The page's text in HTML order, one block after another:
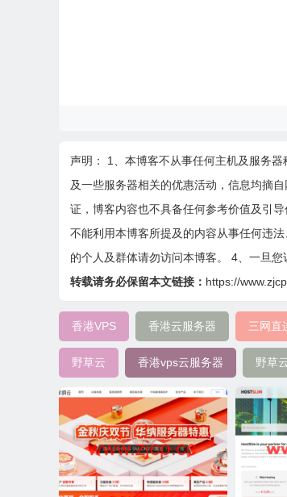
声明： 1、本博客不从事任何主机及服务
及一些服务器相关的优惠活动，信息均摘
证，博客内容也不具备任何参考价值及引
不能利用本博客所提及的内容从事任何违
的个人及群体请勿访问本博客。 4、一旦
转载请务必保留本文链接： https://
香港VPS 香港云服务器 三网直
野草云 香港vps云服务器 野草